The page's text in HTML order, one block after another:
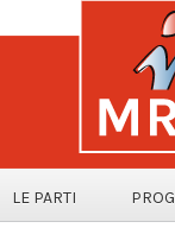
LE PARTI